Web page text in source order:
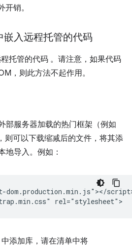
销。
入远程托管的代码
托管的代码 。请注意，如果代码
，则此方法不起作用。
部服务器加载的热门框架（例如
可以下载缩减后的文件，将其添
地导入。例如：
添加库，请在清单中将